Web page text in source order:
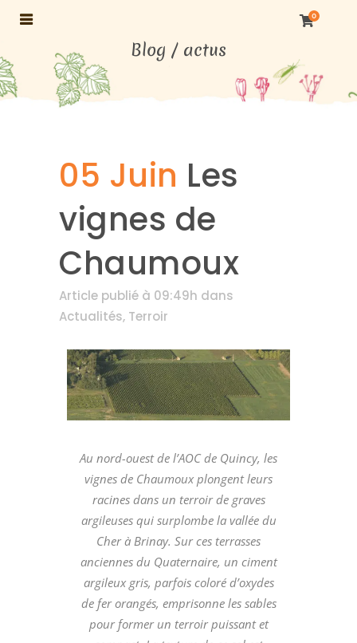
0
05 Juin Les
vignes de
Chaumoux
Article publié à 09:49h dans
Actualités, Terroir
Au nord-ouest de l’AOC de Quincy, les
vignes de Chaumoux plongent leurs
racines dans un terroir de graves
argileuses qui surplombe la vallée du
Cher à Brinay. Sur ces terrasses
anciennes du Quaternaire, un ciment
argileux gris, parfois coloré d’oxydes
de fer orangés, emprisonne les sables
pour former un terroir puissant et